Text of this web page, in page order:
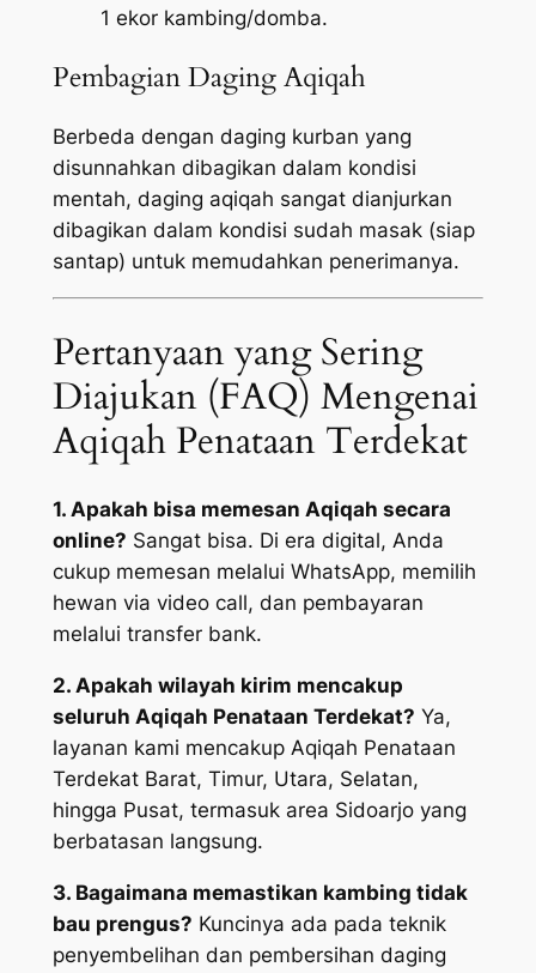
1 ekor kambing/domba.
Pembagian Daging Aqiqah
Berbeda dengan daging kurban yang
disunnahkan dibagikan dalam kondisi
mentah, daging aqiqah sangat dianjurkan
dibagikan dalam kondisi sudah masak (siap
santap) untuk memudahkan penerimanya.
Pertanyaan yang Sering
Diajukan (FAQ) Mengenai
Aqiqah Penataan Terdekat
1. Apakah bisa memesan Aqiqah secara
online? Sangat bisa. Di era digital, Anda
cukup memesan melalui WhatsApp, memilih
hewan via video call, dan pembayaran
melalui transfer bank.
2. Apakah wilayah kirim mencakup
seluruh Aqiqah Penataan Terdekat? Ya,
layanan kami mencakup Aqiqah Penataan
Terdekat Barat, Timur, Utara, Selatan,
hingga Pusat, termasuk area Sidoarjo yang
berbatasan langsung.
3. Bagaimana memastikan kambing tidak
bau prengus? Kuncinya ada pada teknik
penyembelihan dan pembersihan daging